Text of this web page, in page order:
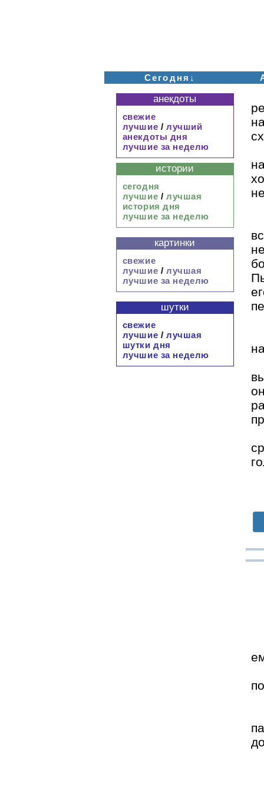
Сегодня↓
анекдоты
свежие
лучшие / лучший
анекдоты дня
лучшие за неделю
истории
сегодня
лучшие / лучшая
история дня
лучшие за неделю
картинки
свежие
лучшие / лучшая
лучшие за неделю
шутки
свежие
лучшие / лучшая
шутки дня
лучшие за неделю